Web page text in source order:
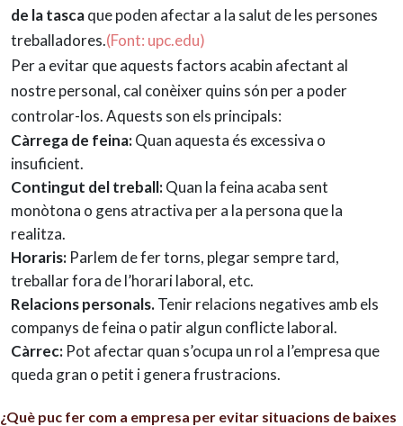
de la tascaque poden afectar a la salut de les persones
treballadores.(Font: upc.edu)
Per a evitar que aquests factors acabin afectant al
nostre personal, cal conèixer quins són per a poder
controlar-los. Aquests son els principals:
Càrrega de feina:Quan aquesta és excessiva o
insuficient.
Contingut del treball:Quan la feina acaba sent
monòtona o gens atractiva per a la persona que la
realitza.
Horaris: Parlem de fer torns, plegar sempre tard,
treballar fora de l’horari laboral, etc.
Relacions personals.Tenir relacions negatives amb els
companys de feina o patir algun conflicte laboral.
Càrrec: Pot afectar quan s’ocupa un rol a l’empresa que
queda gran o petit i genera frustracions.
¿Què puc fer com a empresa per evitar situacions de baixes